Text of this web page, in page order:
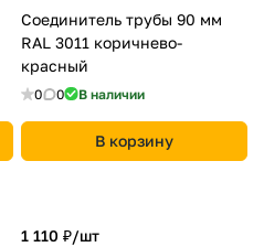
Соединитель трубы 90 мм
RAL 3011 коричнево-
красный
0 0 В наличии
В корзину
1 110 ₽/шт